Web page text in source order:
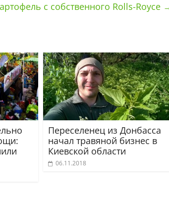
с собственного Rolls-Royce
Переселенец из Донбасса
начал травяной бизнес в
Киевской области
06.11.2018